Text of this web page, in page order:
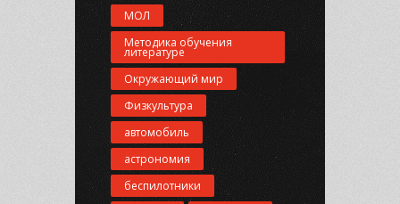
МОЛ
Методика обучения
литературе
Окружающий мир
Физкультура
автомобиль
астрономия
беспилотники